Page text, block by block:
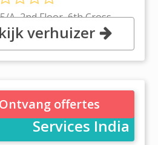
A, 2nd Floor, 6th Cross
G main, HAL 2nd Stage,
Bangalore
verhuizer
Relocation
Services India
Ontvang offertes